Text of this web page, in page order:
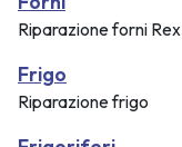
Riparazione forni Rex
Frigo
Riparazione frigo